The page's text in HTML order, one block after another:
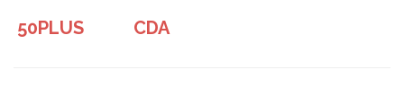
50PLUS
CDA